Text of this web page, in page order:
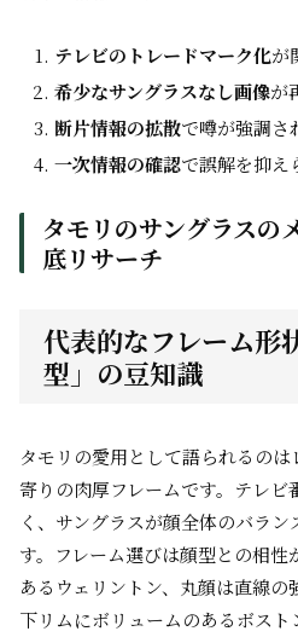
テレビのトレードマーク化が
希少なサングラスなし画像が
断片情報の拡散で噂が強調さ
一次情報の確認で誤解を抑え
タモリのサングラスの
底リサーチ
代表的なフレーム形
型」の豆知識
タモリの愛用として語られるの
寄りの肉厚フレームです。テレ
く、サングラスが顔全体のバラ
す。フレーム選びは顔型との相性
あるウェリントン、丸顔は直線
下リムにボリュームのあるボスト